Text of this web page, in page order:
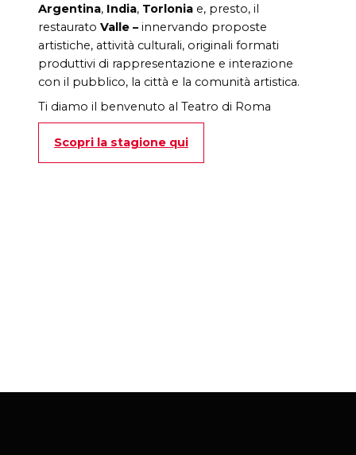
Argentina, India, Torlonia e, presto, il
restaurato Valle – innervando proposte
artistiche, attività culturali, originali formati
produttivi di rappresentazione e interazione
con il pubblico, la città e la comunità artistica.
Ti diamo il benvenuto al Teatro di Roma
Scopri la stagione qui